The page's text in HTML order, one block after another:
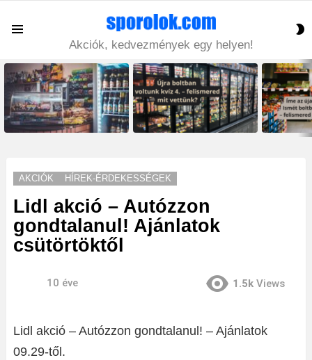
Akciók, kedvezmények egy helyen!
LATEST
STORIES
AKCIÓK HÍREK-ÉRDEKESSÉGEK
Lidl akció – Autózzon
gondtalanul! Ajánlatok
csütörtöktől
10 éve 1.5k Views
Lidl akció – Autózzon gondtalanul! – Ajánlatok
09.29-től.